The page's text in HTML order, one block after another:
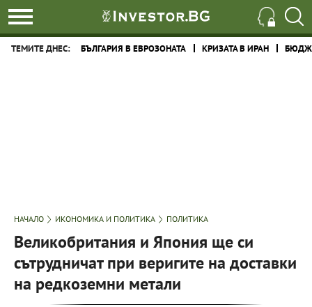
ТЕМИТЕ ДНЕС: БЪЛГАРИЯ В ЕВРОЗОНАТА КРИЗАТА В ИРАН
НАЧАЛО ИКОНОМИКА И ПОЛИТИКА ПОЛИТИКА
Великобритания и Япония ще си
сътрудничат при веригите на доставки
на редкоземни метали